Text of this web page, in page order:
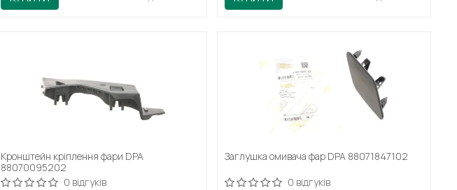
Кронштейн кріплення фари DPA
88070095202
0 відгуків
Заглушка омивача фар DPA 88071847102
0 відгуків